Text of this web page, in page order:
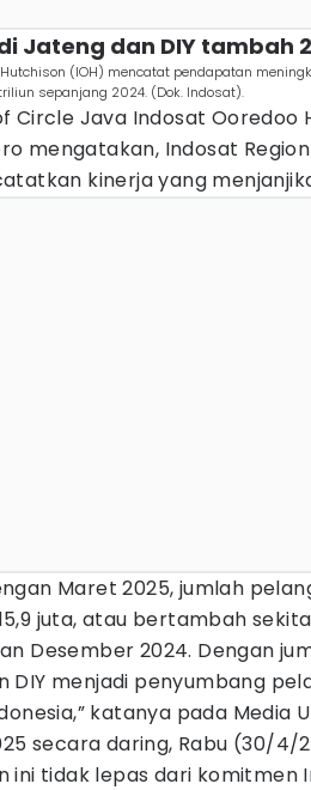
di Jateng dan DIY tambah
(IOH) mencatat pendapatan
sepanjang 2024. (Dok. Indosat).
Circle Java Indosat Ooredoo
mengatakan, Indosat
kinerja yang
Maret 2025, jumlah
juta, atau bertambah
Desember 2024. Dengan
DIY menjadi penyumbang
katanya pada Media
secara daring, Rabu (30/4/
ini tidak lepas dari komitmen